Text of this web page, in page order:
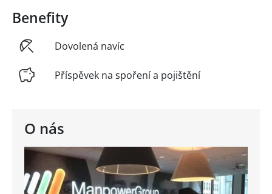
O nás
Benefity
Dovolená navíc
Příspěvek na spoření a pojištění